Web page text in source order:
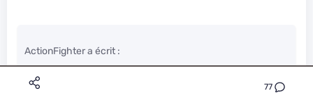
77
ActionFighter a écrit :
Les guerres de clans n’ont jamais amenées au dialogue, en